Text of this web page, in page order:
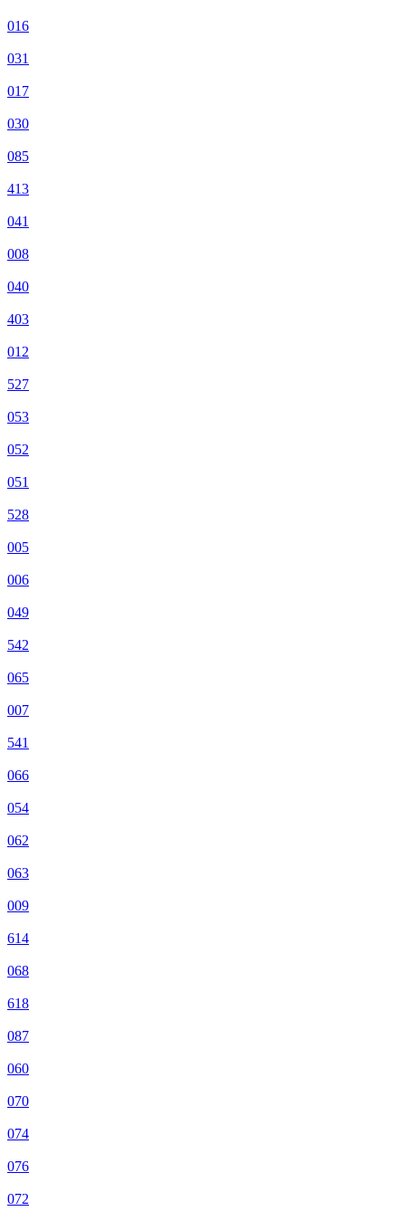
016
031
017
030
085
413
041
008
040
403
012
527
053
052
051
528
005
006
049
542
065
007
541
066
054
062
063
009
614
068
618
087
060
070
074
076
072